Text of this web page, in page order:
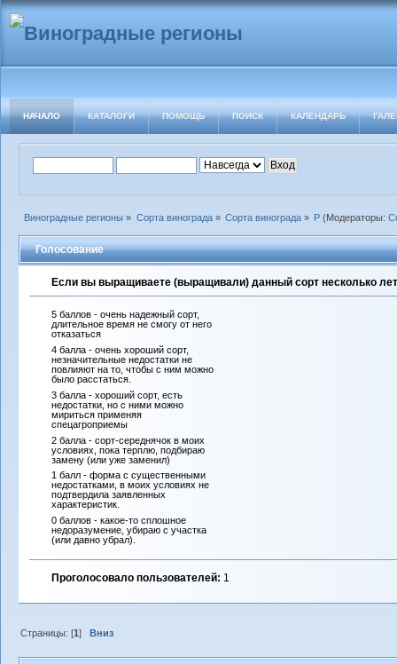
НАЧАЛО КАТАЛОГИ ПОМОЩЬ ПОИСК КАЛЕНДАРЬ
Виноградные регионы » Сорта винограда» Сорта винограда» Р (Модераторы:
Голосование
Если вы выращиваете (выращивали) данный сорт несколько
5 баллов - очень надежный сорт,
длительное время не смогу от него
отказаться
4 балла - очень хороший сорт,
незначительные недостатки не
повлияют на то, чтобы с ним можно
было расстаться.
3 балла - хороший сорт, есть
недостатки, но с ними можно
мириться применяя
спецагроприемы
2 балла - сорт-середнячок в моих
условиях, пока терплю, подбираю
замену (или уже заменил)
1 балл - форма с существенными
недостатками, в моих условиях не
подтвердила заявленных
характеристик.
0 баллов - какое-то сплошное
недоразумение, убираю с участка
(или давно убрал).
Проголосовало пользователей: 1
Страницы: [1]Вниз